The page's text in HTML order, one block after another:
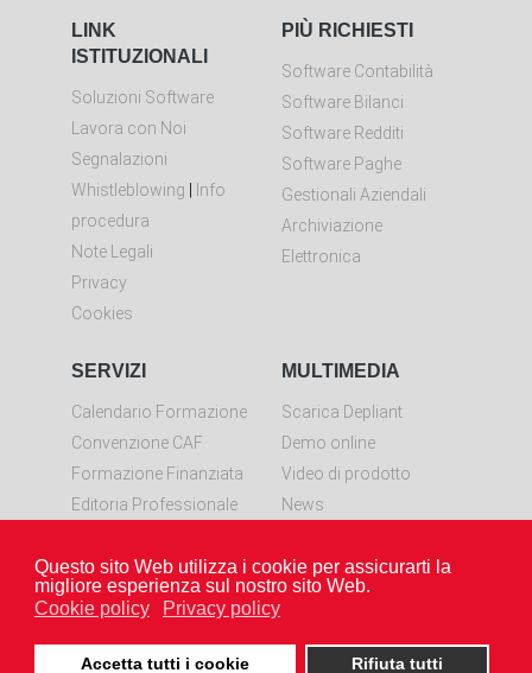
Questo sito Web utilizza i cookie per assicurarti la
migliore esperienza sul nostro sito Web.
Cookie policy
Privacy policy
Accetta tutti i cookie Rifiuta tutti
LINK
ISTITUZIONALI
Soluzioni Software
Lavora con Noi
Segnalazioni
Whistleblowing
Info
procedura
Note Legali
Privacy
Cookies
PIÙ RICHIESTI
Software Contabilità
Software Bilanci
Software Redditi
Software Paghe
Gestionali Aziendali
Archiviazione
Elettronica
SERVIZI
Calendario Formazione
Convenzione CAF
Formazione Finanziata
Editoria Professionale
Scarica LiveResolve per
Windows
MULTIMEDIA
Scarica Depliant
Demo online
Video di prodotto
News